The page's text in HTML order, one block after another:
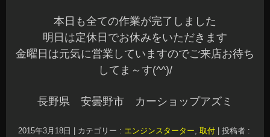
本日も全ての作業が完了しました
明日は定休日でお休みをいただきます
金曜日は元気に営業していますのでご来店お待ち
してま～す(^^)/
長野県 安曇野市 カーショップアズミ
2015年3月18日 カテゴリー : エンジンスターター, 取付
投稿者 :